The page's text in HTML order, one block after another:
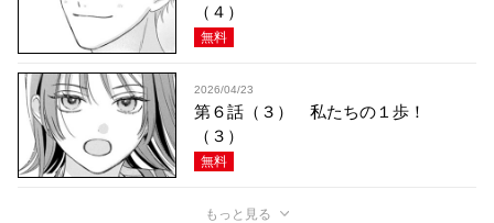
（４）
無料
2026/04/23
第６話（３） 私たちの１歩！
（３）
無料
もっと見る